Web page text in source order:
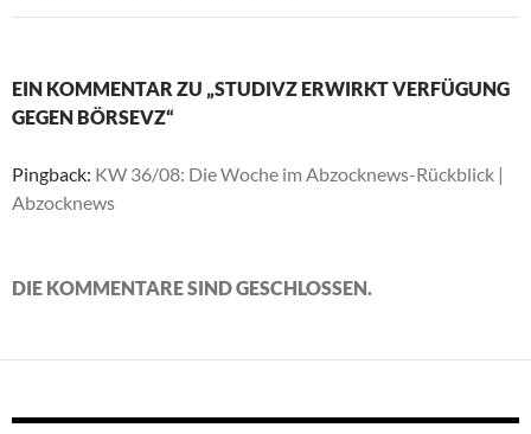
EIN KOMMENTAR ZU „STUDIVZ ERWIRKT VERFÜGUNG
GEGEN BÖRSEVZ“
Pingback: KW 36/08: Die Woche im Abzocknews-Rückblick |
Abzocknews
DIE KOMMENTARE SIND GESCHLOSSEN.